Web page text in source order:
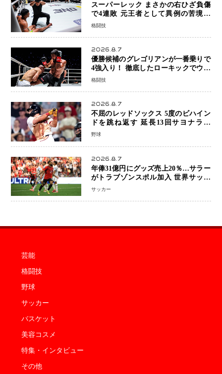
スーパーレック まさかの右ひざ負傷
で4連敗 元王者として異例の苦境…
「アクシデント」でも消えない危険信
格闘技
2026.8.7
優勝候補のグレゴリアンが一番乗りで
4強入り！ 徹底したローキックでウス
ビャンを攻略、判定勝利
格闘技
2026.8.7
不屈のレッドソックス 5度のビハイン
ドを跳ね返す 延長13回サヨナラ勝
ち 吉田正尚選手も2安打1打点で貢献 4
野球
2026.8.7
年俸31億円にグッズ売上20％…サラー
がトラブゾンスポル加入 世界サッカ
ーは「五大リーグ一強」から新時代へ
サッカー
芸能
格闘技
野球
サッカー
バスケット
美容コスメ
特集・インタビュー
その他